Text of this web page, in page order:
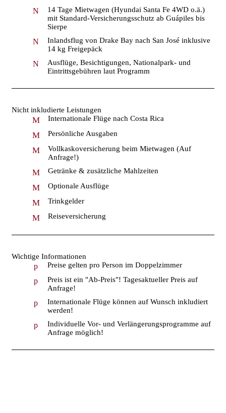
14 Tage Mietwagen (Hyundai Santa Fe 4WD o.ä.)
mit Standard-Versicherungsschutz ab Guápiles bis
Sierpe
Inlandsflug von Drake Bay nach San José inklusive
14 kg Freigepäck
Ausflüge, Besichtigungen, Nationalpark- und
Eintrittsgebühren laut Programm
Nicht inkludierte Leistungen
Internationale Flüge nach Costa Rica
Persönliche Ausgaben
Vollkaskoversicherung beim Mietwagen (Auf
Anfrage!)
Getränke & zusätzliche Mahlzeiten
Optionale Ausflüge
Trinkgelder
Reiseversicherung
Wichtige Informationen
Preise gelten pro Person im Doppelzimmer
Preis ist ein "Ab-Preis"! Tagesaktueller Preis auf
Anfrage!
Internationale Flüge können auf Wunsch inkludiert
werden!
Individuelle Vor- und Verlängerungsprogramme auf
Anfrage möglich!